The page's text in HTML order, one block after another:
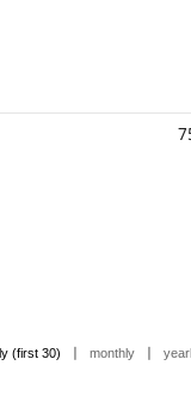
(first 30) | monthly |